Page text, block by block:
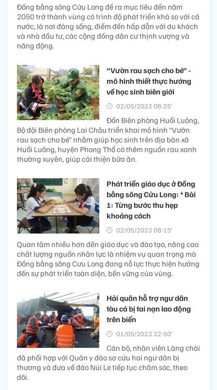
Đồng bằng sông Cửu Long đề ra mục tiêu đến năm
2050 trở thành vùng có trình độ phát triển khá so với cả
nước, là nơi đáng sống, điểm đến hấp dẫn với du khách
và nhà đầu tư, các cộng đồng dân cư thịnh vượng và
năng động.
“Vườn rau sạch cho bé” -
mô hình thiết thực hướng
về học sinh biên giới
02/05/2023 08:25’
Đồn Biên phòng Huổi Luông,
Bộ đội Biên phòng Lai Châu triển khai mô hình “Vườn
rau sạch cho bé” nhằm giúp học sinh trên địa bàn xã
Huổi Luông, huyện Phong Thổ có thêm nguồn rau xanh
thường xuyên, giúp cải thiện bữa ăn.
Phát triển giáo dục ở Đồng
bằng sông Cửu Long: * Bài
1: Từng bước thu hẹp
khoảng cách
02/05/2023 08:15’
Quan tâm nhiều hơn đến giáo dục và đào tạo, nâng cao
chất lượng nguồn nhân lực là nhiệm vụ quan trọng mà
Đồng bằng sông Cưu Long đang nỗ lực thực hiện hướng
đến sự phát triển toàn diện, bền vững của vùng.
Hải quân hỗ trợ ngư dân
tàu cá bị tai nạn lao động
trên biển
01/05/2023 22:50’
Cán bộ, nhân viên Làng chài
đã phối hợp với Quân y đảo sơ cứu hai ngư dân bị
thương và đưa về đảo Núi Le tiếp tục chăm sóc, theo
dõi.